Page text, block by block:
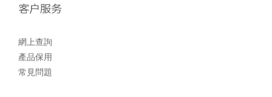
客户服务
網上查詢
產品保用
常見問題